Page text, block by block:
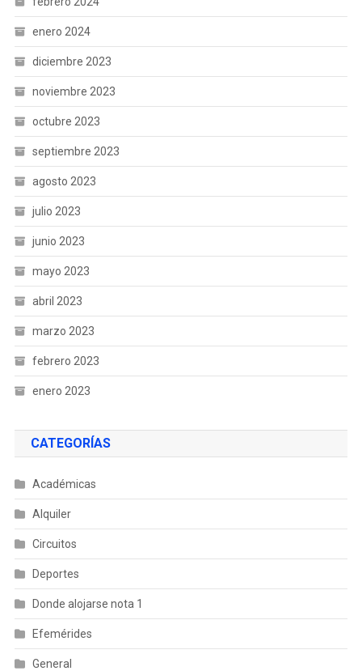
enero 2024
diciembre 2023
noviembre 2023
octubre 2023
septiembre 2023
agosto 2023
julio 2023
junio 2023
mayo 2023
abril 2023
marzo 2023
febrero 2023
enero 2023
CATEGORÍAS
Académicas
Alquiler
Circuitos
Deportes
Donde alojarse nota 1
Efemérides
General